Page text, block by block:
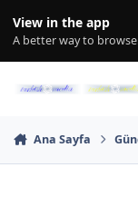
View in the app
A better way to
Ana Sayfa